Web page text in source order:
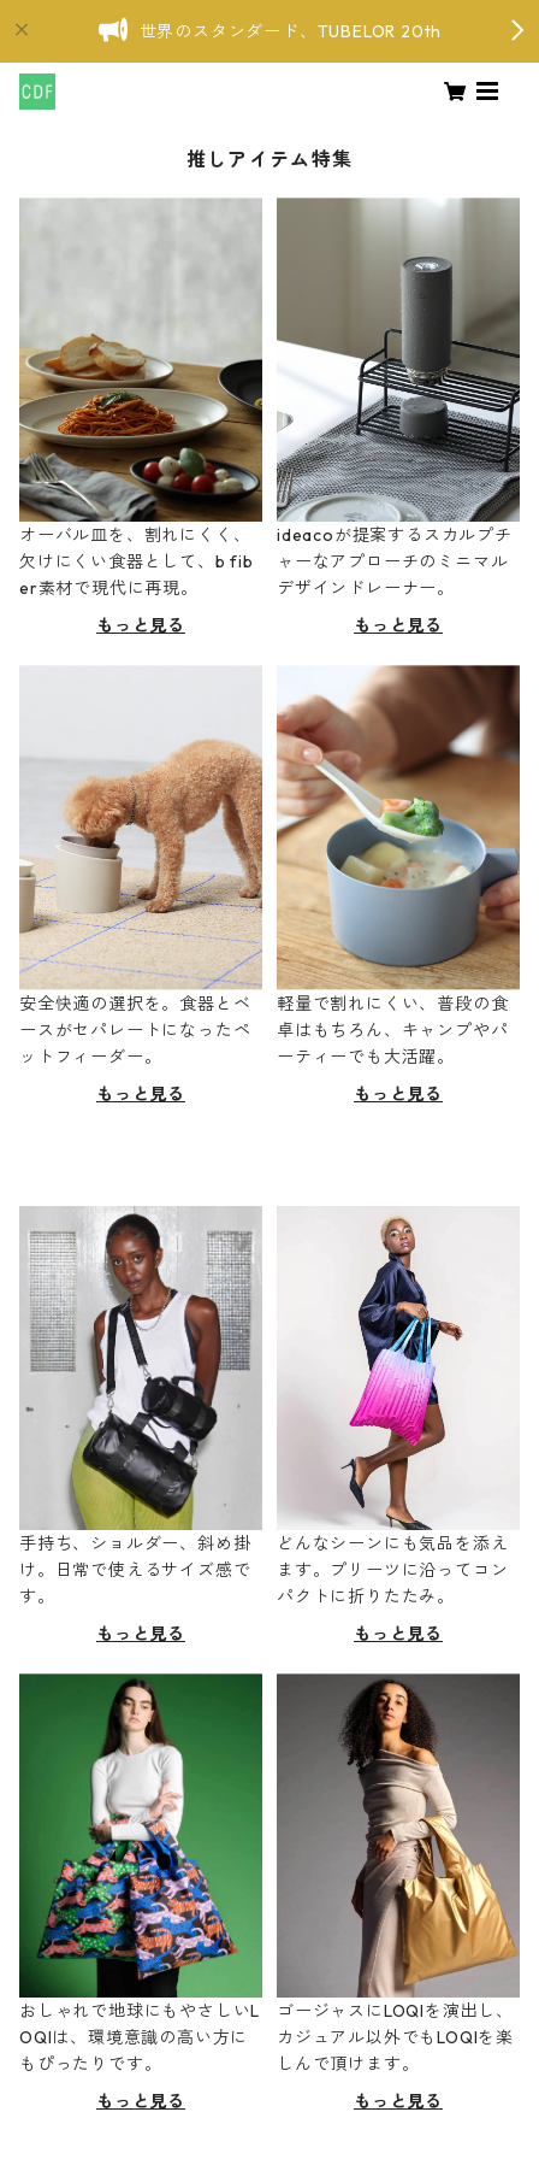
世界のスタンダード、TUBELOR 20th
推しアイテム特集
オーバル皿を、割れにくく、
欠けにくい食器として、b fib
er素材で現代に再現。
もっと見る
ideacoが提案するスカルプチ
ャーなアプローチのミニマル
デザインドレーナー。
もっと見る
安全快適の選択を。食器とベ
ースがセパレートになったペ
ットフィーダー。
もっと見る
軽量で割れにくい、普段の食
卓はもちろん、キャンプやパ
ーティーでも大活躍。
もっと見る
手持ち、ショルダー、斜め掛
け。日常で使えるサイズ感で
す。
もっと見る
どんなシーンにも気品を添え
ます。プリーツに沿ってコン
パクトに折りたたみ。
もっと見る
おしゃれで地球にもやさしいL
OQIは、環境意識の高い方に
もぴったりです。
もっと見る
ゴージャスにLOQIを演出し、
カジュアル以外でもLOQIを楽
しんで頂けます。
もっと見る